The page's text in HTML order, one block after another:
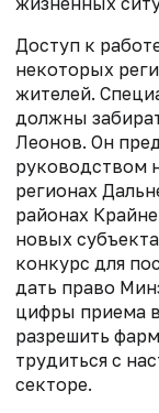
Доступ к
некоторых
жителей.
должны
Леонов. Он
руководством
регионах
районах
новых
конкурс для
дать право
цифры приема
разрешить
трудиться с
секторе.